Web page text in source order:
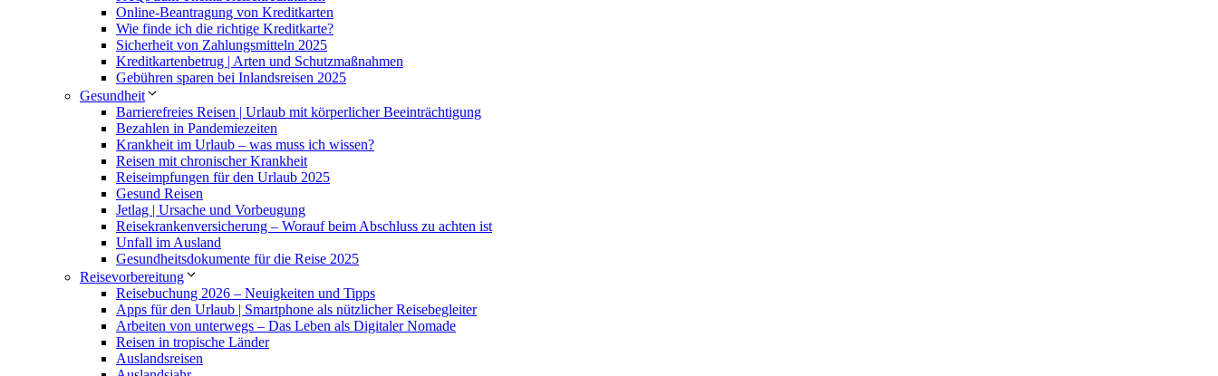
Online-Beantragung von Kreditkarten
Wie finde ich die richtige Kreditkarte?
Sicherheit von Zahlungsmitteln 2025
Kreditkartenbetrug | Arten und Schutzmaßnahmen
Gebühren sparen bei Inlandsreisen 2025
Gesundheit
Barrierefreies Reisen | Urlaub mit körperlicher Beeinträchtigung
Bezahlen in Pandemiezeiten
Krankheit im Urlaub – was muss ich wissen?
Reisen mit chronischer Krankheit
Reiseimpfungen für den Urlaub 2025
Gesund Reisen
Jetlag | Ursache und Vorbeugung
Reisekrankenversicherung – Worauf beim Abschluss zu achten ist
Unfall im Ausland
Gesundheitsdokumente für die Reise 2025
Reisevorbereitung
Reisebuchung 2026 – Neuigkeiten und Tipps
Apps für den Urlaub | Smartphone als nützlicher Reisebegleiter
Arbeiten von unterwegs – Das Leben als Digitaler Nomade
Reisen in tropische Länder
Auslandsreisen